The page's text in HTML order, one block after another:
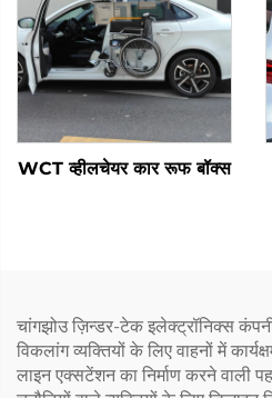
WCT व्हीलचेयर कार रूफ बॉक्स
चांगझोउ ज़िन्डर-टेक इलेक्ट्रॉनिक्स
विकलांग व्यक्तियों के लिए वाहनों में
लाइन एक्सटेंशन का निर्माण करने वाली